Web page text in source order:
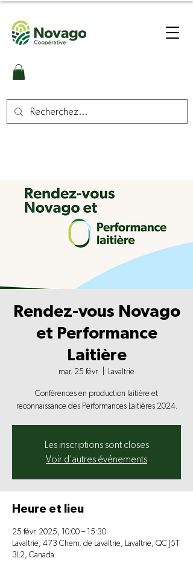
Rendez-vous Novago
et Performance
Laitière
mar. 25 févr. Lavaltrie
Conférences en production laitière et
reconnaissance des Performances Laitières 2024.
Les inscriptions sont closes
Voir d'autres événements
Heure et lieu
25 févr. 2025, 10:00 – 15:30
Lavaltrie, 473 Chem. de Lavaltrie, Lavaltrie, QC J5T
3L2, Canada